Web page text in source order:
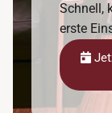
Schnell,
erste